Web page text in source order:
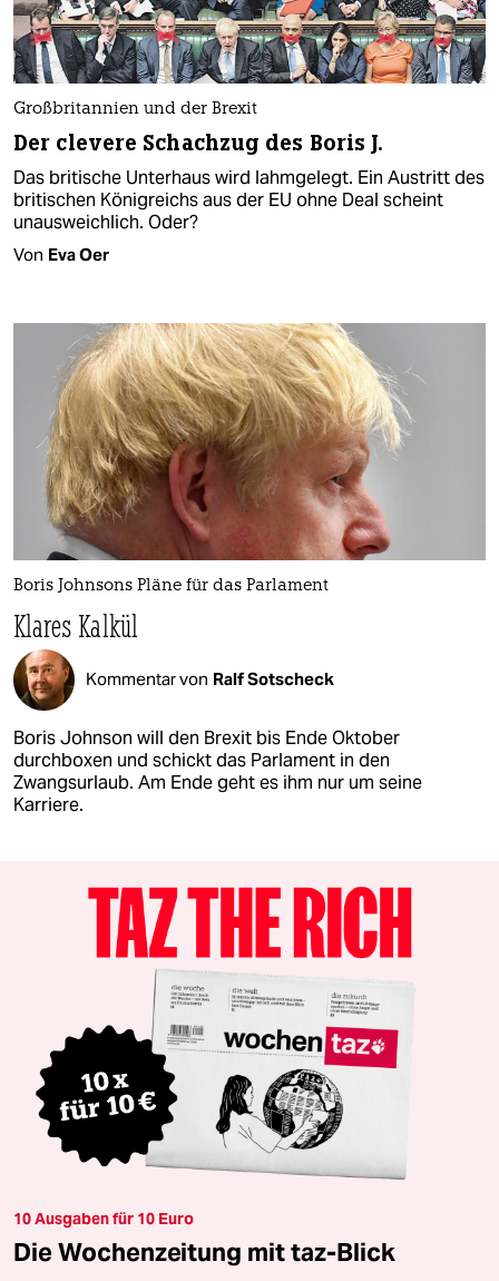
Großbritannien und der Brexit
Der clevere Schachzug des Boris J.
Das britische Unterhaus wird lahmgelegt. Ein Austritt des
britischen Königreichs aus der EU ohne Deal scheint
unausweichlich. Oder?
Von Eva Oer
Boris Johnsons Pläne für das Parlament
Klares Kalkül
Kommentar von Ralf Sotscheck
Boris Johnson will den Brexit bis Ende Oktober
durchboxen und schickt das Parlament in den
Zwangsurlaub. Am Ende geht es ihm nur um seine
Karriere.
10 Ausgaben für 10 Euro
Die Wochenzeitung mit taz-Blick